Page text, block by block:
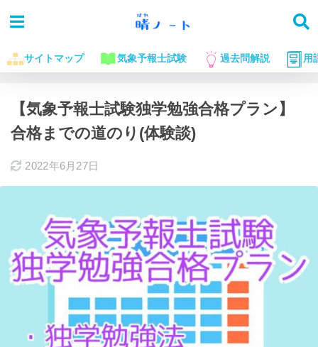
サイトマップ 気象予報士試験 過去問解説 用
ホーム 気象予報士試験に役立つお話
【気象予報士試験独学勉強合格プラン】
合格までの道のり(体験談)
2022年6月27日